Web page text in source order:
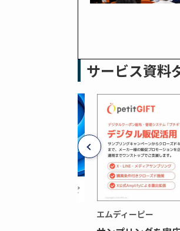
サービス資料
エムディーピー